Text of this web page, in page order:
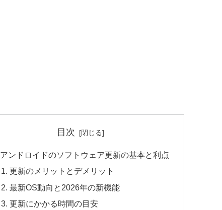
目次
アンドロイドのソフトウェア更新の基本と利点
更新のメリットとデメリット
最新OS動向と2026年の新機能
更新にかかる時間の目安